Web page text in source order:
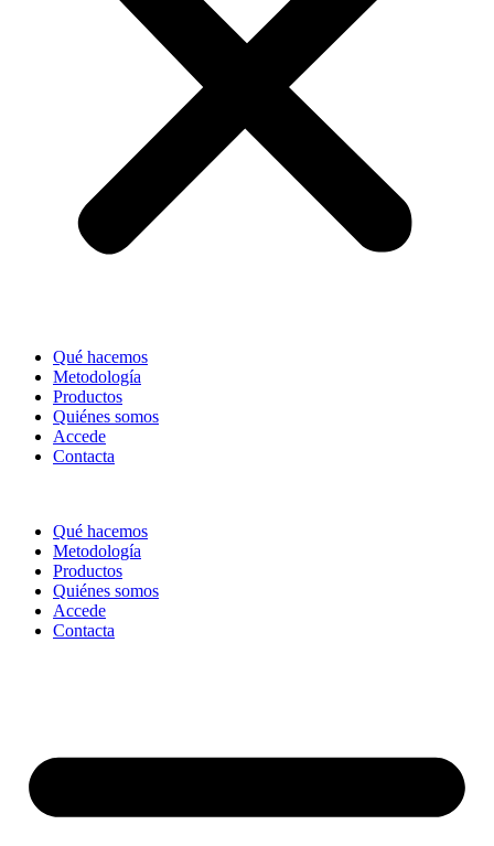
Qué hacemos
Metodología
Productos
Quiénes somos
Accede
Contacta
Qué hacemos
Metodología
Productos
Quiénes somos
Accede
Contacta